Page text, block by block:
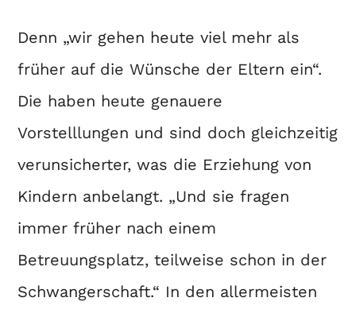
Denn „wir gehen heute viel mehr als
früher auf die Wünsche der Eltern ein“.
Die haben heute genauere
Vorstelllungen und sind doch gleichzeitig
verunsicherter, was die Erziehung von
Kindern anbelangt. „Und sie fragen
immer früher nach einem
Betreuungsplatz, teilweise schon in der
Schwangerschaft.“ In den allermeisten